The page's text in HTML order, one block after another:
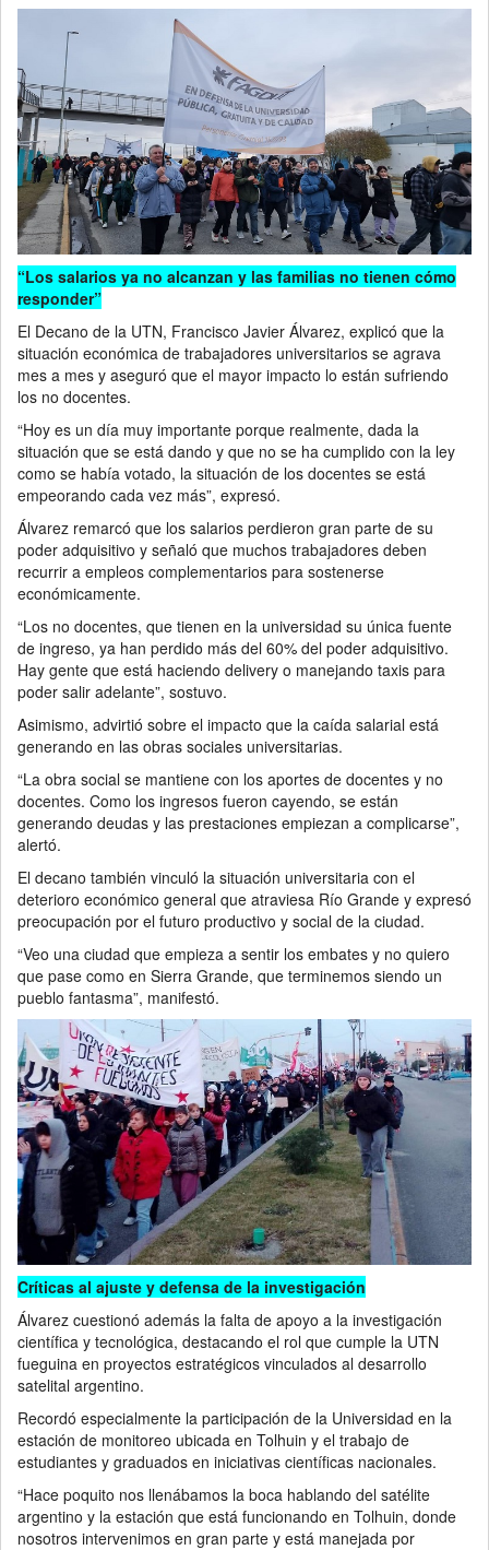
“Los salarios ya no alcanzan y las familias no tienen cómo
responder”
El Decano de la UTN, Francisco Javier Álvarez, explicó que la
situación económica de trabajadores universitarios se agrava
mes a mes y aseguró que el mayor impacto lo están sufriendo
los no docentes.
“Hoy es un día muy importante porque realmente, dada la
situación que se está dando y que no se ha cumplido con la ley
como se había votado, la situación de los docentes se está
empeorando cada vez más”, expresó.
Álvarez remarcó que los salarios perdieron gran parte de su
poder adquisitivo y señaló que muchos trabajadores deben
recurrir a empleos complementarios para sostenerse
económicamente.
“Los no docentes, que tienen en la universidad su única fuente
de ingreso, ya han perdido más del 60% del poder adquisitivo.
Hay gente que está haciendo delivery o manejando taxis para
poder salir adelante”, sostuvo.
Asimismo, advirtió sobre el impacto que la caída salarial está
generando en las obras sociales universitarias.
“La obra social se mantiene con los aportes de docentes y no
docentes. Como los ingresos fueron cayendo, se están
generando deudas y las prestaciones empiezan a complicarse”,
alertó.
El decano también vinculó la situación universitaria con el
deterioro económico general que atraviesa Río Grande y expresó
preocupación por el futuro productivo y social de la ciudad.
“Veo una ciudad que empieza a sentir los embates y no quiero
que pase como en Sierra Grande, que terminemos siendo un
pueblo fantasma”, manifestó.
Críticas al ajuste y defensa de la investigación
Álvarez cuestionó además la falta de apoyo a la investigación
científica y tecnológica, destacando el rol que cumple la UTN
fueguina en proyectos estratégicos vinculados al desarrollo
satelital argentino.
Recordó especialmente la participación de la Universidad en la
estación de monitoreo ubicada en Tolhuin y el trabajo de
estudiantes y graduados en iniciativas científicas nacionales.
“Hace poquito nos llenábamos la boca hablando del satélite
argentino y la estación que está funcionando en Tolhuin, donde
nosotros intervenimos en gran parte y está manejada por